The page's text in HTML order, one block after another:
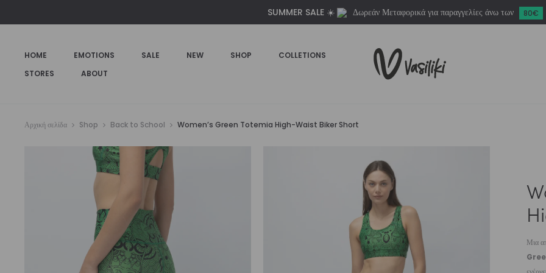
SUMMER SALE ☀️ Δωρεάν Μεταφορικά για παραγγελίες άνω των 80€
HOME EMOTIONS SALE NEW SHOP
COLLETIONS
STORES
ABOUT
Αρχική σελίδα Shop Back to School Women’s Green Totemia High-Waist Biker Short
Μια
Biker